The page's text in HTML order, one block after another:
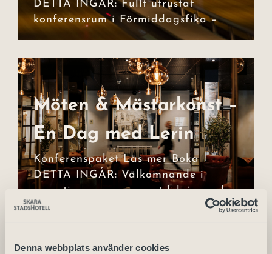
Denna webbplats använder cookies
DETTA INGÅR: Fullt utrustat
konferensrum i Förmiddagsfika –
Möten &
Mästarkonst – En
Dag med Lerin
Möten & Mästarkonst –
En Dag med Lerin
Konferenspaket Läs mer Boka
DETTA INGÅR: Välkomnande i
receptionen, programutdelning och